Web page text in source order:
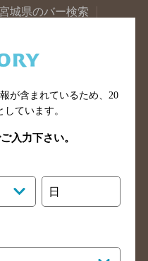
城県のバー検索
城県のバー検索
野県のバー検索
千葉県のバー検索
三重県のバー検索
山県のバー検索
都府のバー検索
が含まれているため、 20
ています。
入力下さい。
日